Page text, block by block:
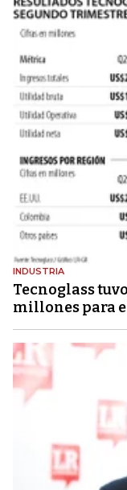
INDUSTRIA
Tecnoglass
millones para